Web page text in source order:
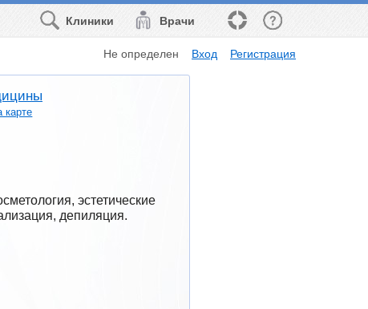
Врачи
Клиники
Не определен Вход Регистрация
карте
эстетические
депиляция.